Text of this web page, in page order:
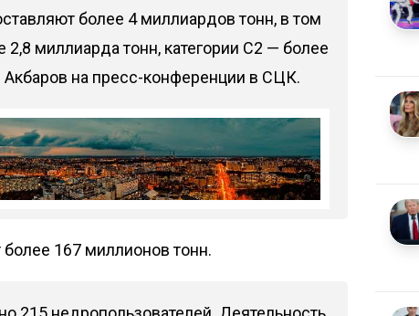
более 4 миллиардов тонн, в том
миллиарда тонн, категории С2 — более
на пресс-конференции в СЦК.
167 миллионов тонн.